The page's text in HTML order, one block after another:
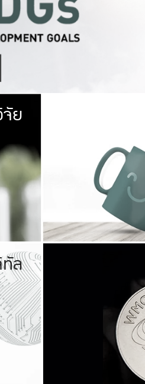
าลัย
ที่เขียวสดใส หนาแน่น
อง (URBAN FOREST)
AGRICULTURE)
ได้ประมาณ 1,400 ไร่
ย
อบต่อสังคม
ชน เพื่อความกินดีอยู่ดี
และความสุขอย่างยั่งยืน
มองปัญหาในภาพกว้าง
ก้ไขจากปัญหาจุดเล็กๆ
ล